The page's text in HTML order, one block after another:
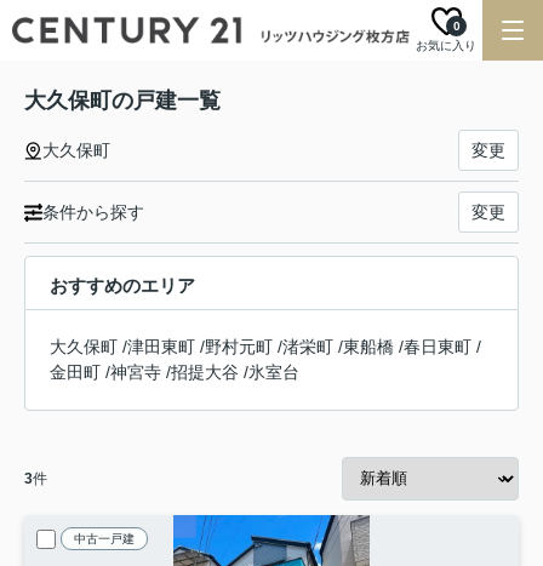
お気に入り
0
大久保町の戸建一覧
大久保町 変更
条件から探す 変更
おすすめのエリア
大久保町 /津田東町 /野村元町 /渚栄町 /東船橋 /春日東町 /
金田町 /神宮寺 /招提大谷 /氷室台
3件
中古一戸建